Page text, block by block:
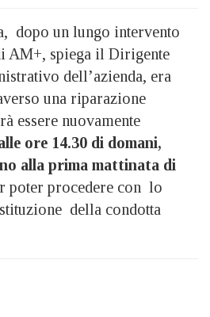
dopo un lungo intervento
AM+, spiega il Dirigente
dell’azienda, era
una riparazione
essere nuovamente
ore 14.30 di domani,
alla prima mattinata di
poter procedere con lo
della condotta